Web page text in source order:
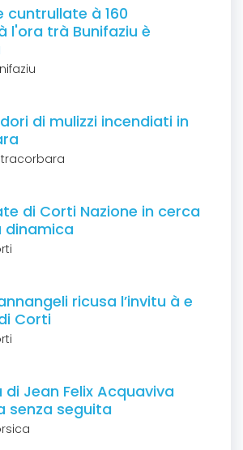
cuntrullate à 160
l'ora trà Bunifaziu è
di mulizzi incendiati in
di Corti Nazione in cerca
dinamica
ricusa l’invitu à e
Corti
Jean Felix Acquaviva
senza seguita